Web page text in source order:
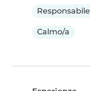
Responsabile
Calmo/a